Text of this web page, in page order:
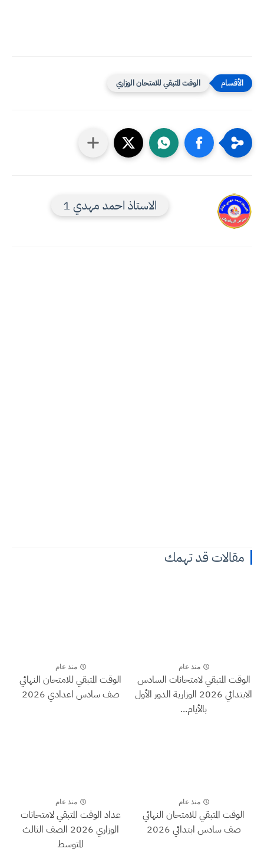
الوقت المتبقي للامتحان الوزاري
الاستاذ احمد مهدي 1
مقالات قد تهمك
منذ عام
الوقت المتبقي لامتحانات السادس
الابتدائي 2026 الوزارية الدور الأول
بالأيام...
منذ عام
الوقت المتبقي للامتحان النهائي
صف سادس اعدادي 2026
منذ عام
الوقت المتبقي للامتحان النهائي
صف سادس ابتدائي 2026
منذ عام
عداد الوقت المتبقي لامتحانات
الوزاري 2026 الصف الثالث
المتوسط